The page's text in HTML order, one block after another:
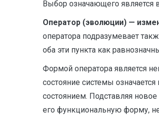
Выбор означающего
Оператор (эволюции) —
оператора подразумевает
оба эти пункта как
Формой оператора является
состояние системы
состоянием. Подставляя
его функциональную форму,